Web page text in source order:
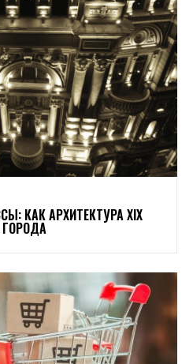
КАК АРХИТЕКТУРА XIX